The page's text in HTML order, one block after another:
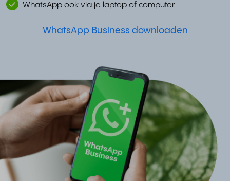
WhatsApp ook via je laptop of computer
WhatsApp Business downloaden